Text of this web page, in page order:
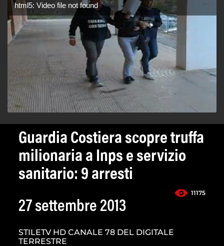
html5: Video file not found
Guardia Costiera scopre truffa
milionaria a Inps e servizio
sanitario: 9 arresti
11175
27 settembre 2013
STILETV HD CANALE 78 DEL DIGITALE
TERRESTRE